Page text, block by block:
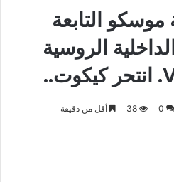
التابعة
الروسية
0
38 أقل من دقيقة